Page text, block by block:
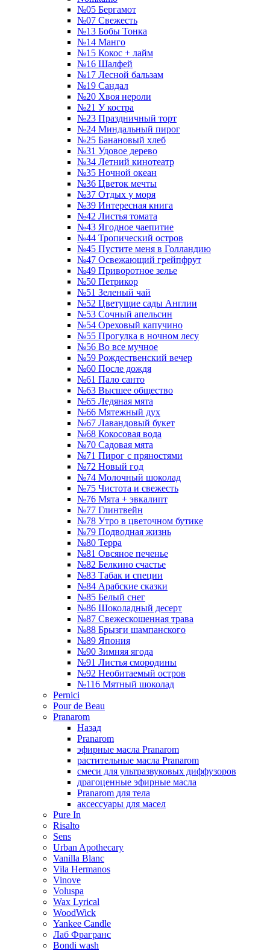
№05 Бергамот
№07 Свежесть
№13 Бобы Тонка
№14 Манго
№15 Кокос + лайм
№16 Шалфей
№17 Лесной бальзам
№19 Сандал
№20 Хвоя нероли
№21 У костра
№23 Праздничный торт
№24 Миндальный пирог
№25 Банановый хлеб
№31 Удовое дерево
№34 Летний кинотеатр
№35 Ночной океан
№36 Цветок мечты
№37 Отдых у моря
№39 Интересная книга
№42 Листья томата
№43 Ягодное чаепитие
№44 Тропический остров
№45 Пустите меня в Голландию
№47 Освежающий грейпфрут
№49 Приворотное зелье
№50 Петрикор
№51 Зеленый чай
№52 Цветущие сады Англии
№53 Сочный апельсин
№54 Ореховый капучино
№55 Прогулка в ночном лесу
№56 Во все мучное
№59 Рождественский вечер
№60 После дождя
№61 Пало санто
№63 Высшее общество
№65 Ледяная мята
№66 Мятежный дух
№67 Лавандовый букет
№68 Кокосовая вода
№70 Садовая мята
№71 Пирог с пряностями
№72 Новый год
№74 Молочный шоколад
№75 Чистота и свежесть
№76 Мята + эвкалипт
№77 Глинтвейн
№78 Утро в цветочном бутике
№79 Подводная жизнь
№80 Терра
№81 Овсяное печенье
№82 Белкино счастье
№83 Табак и специи
№84 Арабские сказки
№85 Белый снег
№86 Шоколадный десерт
№87 Свежескошенная трава
№88 Брызги шампанского
№89 Япония
№90 Зимняя ягода
№91 Листья смородины
№92 Необитаемый остров
№116 Мятный шоколад
Pernici
Pour de Beau
Pranarom
Назад
Pranarom
эфирные масла Pranarom
растительные масла Pranarom
смеси для ультразвуковых диффузоров
драгоценные эфирные масла
Pranarom для тела
аксессуары для масел
Pure In
Risalto
Sens
Urban Apothecary
Vanilla Blanc
Vila Hermanos
Vinove
Voluspa
Wax Lyrical
WoodWick
Yankee Candle
Лаб Фрагранс
Bondi wash